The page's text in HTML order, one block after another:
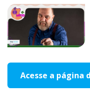
Acesse a página